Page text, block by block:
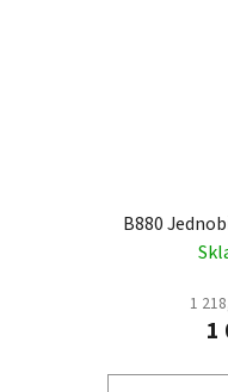
B880
1
1